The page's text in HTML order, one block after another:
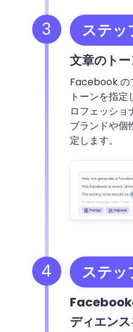
3 ステッ
文章のト
Facebook の
トーンを指
ロフェッショ
ブランドや個
定します。
ステッ
Facebook
ディエン
4